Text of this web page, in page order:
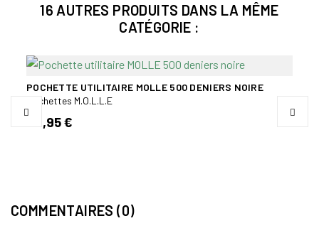
16 AUTRES PRODUITS DANS LA MÊME
CATÉGORIE :
POCHETTE UTILITAIRE MOLLE 500 DENIERS NOIRE
Pochettes M.O.L.L.E
24,95 €
M4/
COMMENTAIRES (0)